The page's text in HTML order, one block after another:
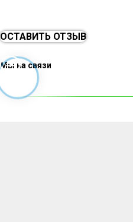
ОСТАВИТЬ ОТЗЫВ
Мы на связи